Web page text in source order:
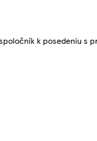
k posedeniu s